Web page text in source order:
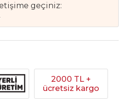
geçiniz:
2000 TL +
ücretsiz kargo